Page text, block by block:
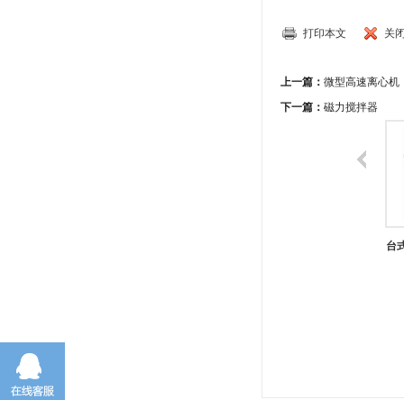
打印本文 关
上一篇： 微型高速离心机
下一篇： 磁力搅拌器
台